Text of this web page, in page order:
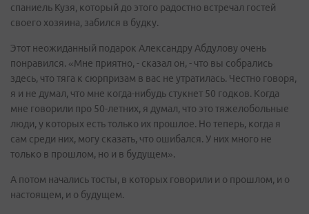
спаниель Кузя, который до этого радостно встречал гостей
своего хозяина, забился в будку.
Этот неожиданный подарок Александру Абдулову очень
понравился. «Мне приятно, - сказал он, - что вы собрались
здесь, что тяга к сюрпризам в вас не утратилась. Честно говоря,
я и не думал, что мне когда-нибудь стукнет 50 годков. Когда
мне говорили про 50-летних, я думал, что это тяжелобольные
люди, у которых есть только их прошлое. Но теперь, когда я
сам среди них, могу сказать, что ошибался. У них много не
только в прошлом, но и в будущем».
А потом начались тосты, в которых говорили и о прошлом, и о
настоящем, и о будущем.